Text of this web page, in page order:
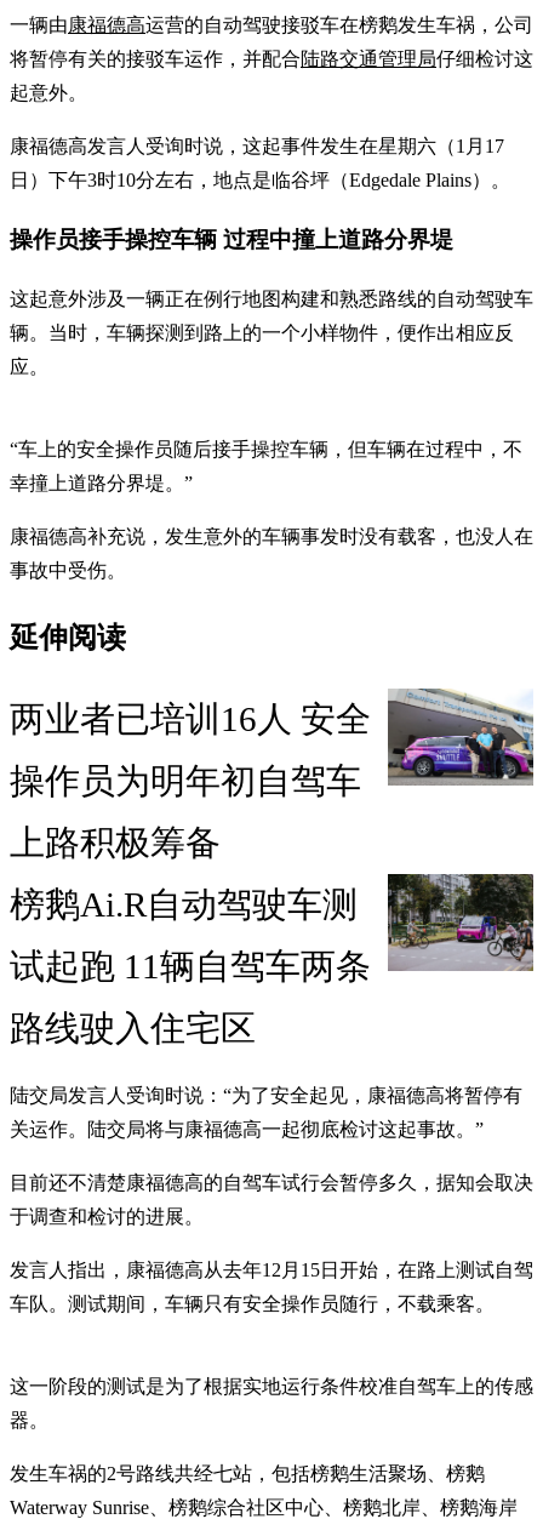
一辆由康福德高运营的自动驾驶接驳车在榜鹅发生车祸，公司
将暂停有关的接驳车运作，并配合陆路交通管理局仔细检讨这
起意外。
康福德高发言人受询时说，这起事件发生在星期六（1月17
日）下午3时10分左右，地点是临谷坪（Edgedale Plains）。
操作员接手操控车辆 过程中撞上道路分界堤
这起意外涉及一辆正在例行地图构建和熟悉路线的自动驾驶车
辆。当时，车辆探测到路上的一个小样物件，便作出相应反
应。
“车上的安全操作员随后接手操控车辆，但车辆在过程中，不
幸撞上道路分界堤。”
康福德高补充说，发生意外的车辆事发时没有载客，也没人在
事故中受伤。
延伸阅读
两业者已培训16人 安全
操作员为明年初自驾车
上路积极筹备
榜鹅Ai.R自动驾驶车测
试起跑 11辆自驾车两条
路线驶入住宅区
陆交局发言人受询时说：“为了安全起见，康福德高将暂停有
关运作。陆交局将与康福德高一起彻底检讨这起事故。”
目前还不清楚康福德高的自驾车试行会暂停多久，据知会取决
于调查和检讨的进展。
发言人指出，康福德高从去年12月15日开始，在路上测试自驾
车队。测试期间，车辆只有安全操作员随行，不载乘客。
这一阶段的测试是为了根据实地运行条件校准自驾车上的传感
器。
发生车祸的2号路线共经七站，包括榜鹅生活聚场、榜鹅
Waterway Sunrise、榜鹅综合社区中心、榜鹅北岸、榜鹅海岸